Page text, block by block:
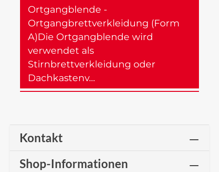
Ortgangblende -
Ortgangbrettverkleidung (Form
A)Die Ortgangblende wird
verwendet als
Stirnbrettverkleidung oder
Dachkastenv…
Kontakt
Shop-Informationen